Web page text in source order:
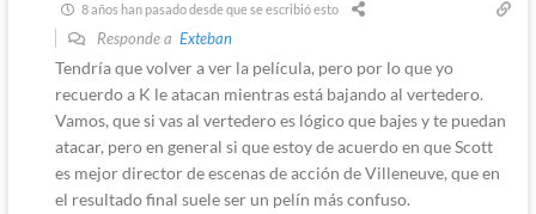
8 años han pasado desde que se escribió esto
Responde a Exteban
Tendría que volver a ver la película, pero por lo que yo
recuerdo a K le atacan mientras está bajando al vertedero.
Vamos, que si vas al vertedero es lógico que bajes y te puedan
atacar, pero en general si que estoy de acuerdo en que Scott
es mejor director de escenas de acción de Villeneuve, que en
el resultado final suele ser un pelín más confuso.